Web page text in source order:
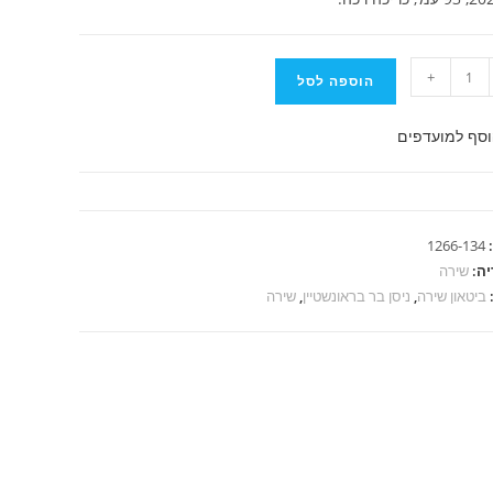
+ הוספה לסל
למועדפים
1266-134
שירה
ביטאון שירה, ניסן בר בראונשטיין,שירה